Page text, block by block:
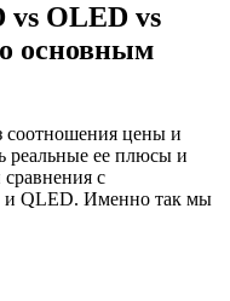
OLED vs
основным
соотношения цены и
реальные ее плюсы и
с
QLED. Именно так мы